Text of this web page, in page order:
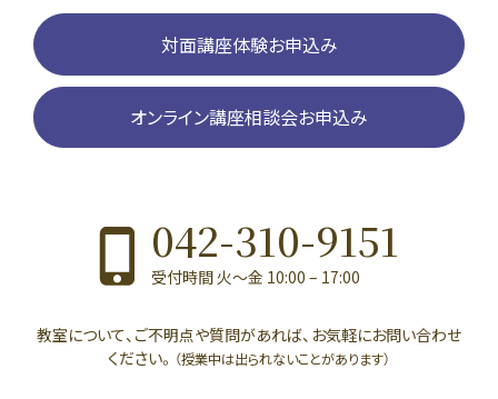
対面講座体験お申込み
オンライン講座相談会お申込み
042-310-9151
受付時間 火〜金 10:00 – 17:00
教室について、ご不明点や質問があれば、お気軽にお問い合わせ
ください。 （授業中は出られないことがあります）